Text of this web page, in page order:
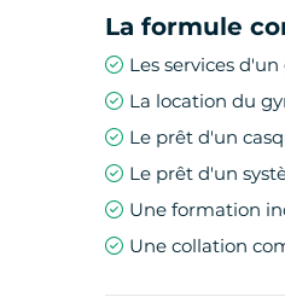
La formule
Les services
La location du
Le prêt d'un
Le prêt d'un
Une formation
Une collation